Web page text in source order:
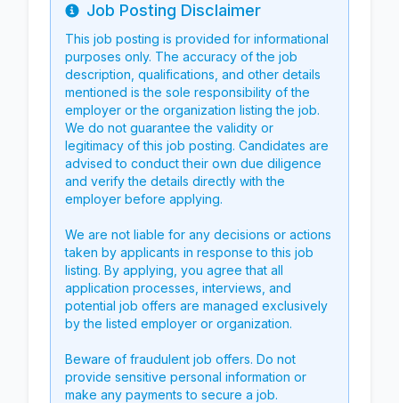
Info
Job Posting Disclaimer
This job posting is provided for informational
purposes only. The accuracy of the job
description, qualifications, and other details
mentioned is the sole responsibility of the
employer or the organization listing the job.
We do not guarantee the validity or
legitimacy of this job posting. Candidates are
advised to conduct their own due diligence
and verify the details directly with the
employer before applying.
We are not liable for any decisions or actions
taken by applicants in response to this job
listing. By applying, you agree that all
application processes, interviews, and
potential job offers are managed exclusively
by the listed employer or organization.
Beware of fraudulent job offers. Do not
provide sensitive personal information or
make any payments to secure a job.